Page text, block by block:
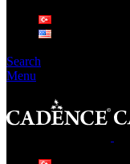
Search
Menu